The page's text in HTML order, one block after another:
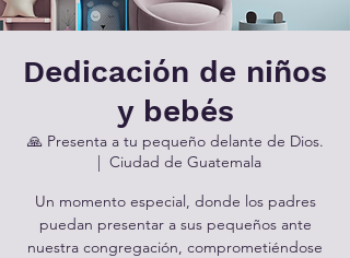
Dedicación de niños
y bebés
🙏 Presenta a tu pequeño delante de Dios.
  |
Ciudad de Guatemala
Un momento especial, donde los padres
puedan presentar a sus pequeños ante
nuestra congregación, comprometiéndose